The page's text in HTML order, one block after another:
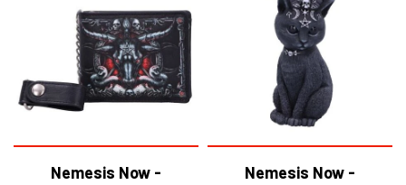
Nemesis Now -
Nemesis Now -